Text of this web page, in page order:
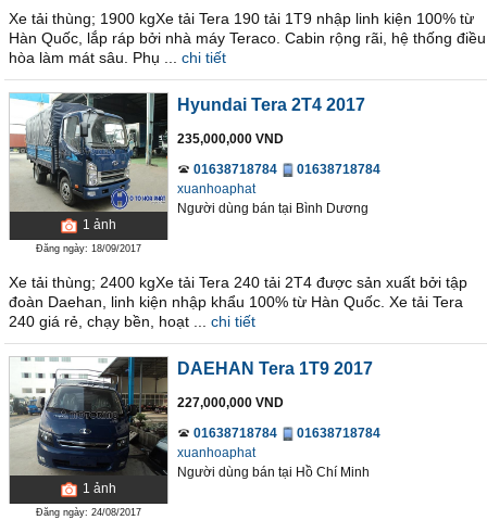
Xe tải thùng; 1900 kgXe tải Tera 190 tải 1T9 nhập linh kiện 100% từ
Hàn Quốc, lắp ráp bởi nhà máy Teraco. Cabin rộng rãi, hệ thống điều
hòa làm mát sâu. Phụ ...
chi tiết
1 ảnh
Đăng ngày: 18/09/2017
Hyundai Tera 2T4 2017
235,000,000 VND
01638718784
01638718784
xuanhoaphat
Người dùng bán tại Bình Dương
Xe tải thùng; 2400 kgXe tải Tera 240 tải 2T4 được sản xuất bởi tập
đoàn Daehan, linh kiện nhập khẩu 100% từ Hàn Quốc. Xe tải Tera
240 giá rẻ, chạy bền, hoạt ...
chi tiết
1 ảnh
Đăng ngày: 24/08/2017
DAEHAN Tera 1T9 2017
227,000,000 VND
01638718784
01638718784
xuanhoaphat
Người dùng bán tại Hồ Chí Minh